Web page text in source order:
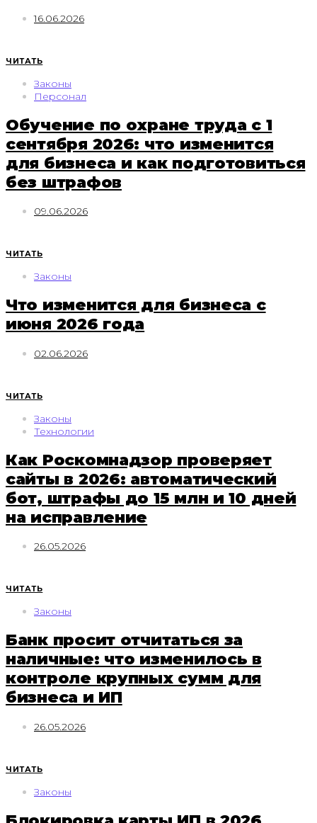
16.06.2026
ЧИТАТЬ
Законы
Персонал
Обучение по охране труда с 1
сентября 2026: что изменится
для бизнеса и как подготовиться
без штрафов
09.06.2026
ЧИТАТЬ
Законы
Что изменится для бизнеса с
июня 2026 года
02.06.2026
ЧИТАТЬ
Законы
Технологии
Как Роскомнадзор проверяет
сайты в 2026: автоматический
бот, штрафы до 15 млн и 10 дней
на исправление
26.05.2026
ЧИТАТЬ
Законы
Банк просит отчитаться за
наличные: что изменилось в
контроле крупных сумм для
бизнеса и ИП
26.05.2026
ЧИТАТЬ
Законы